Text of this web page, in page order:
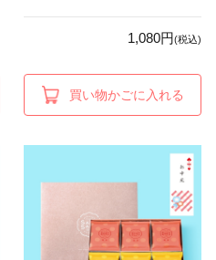
1,080円(税込)
買い物かごに入れる